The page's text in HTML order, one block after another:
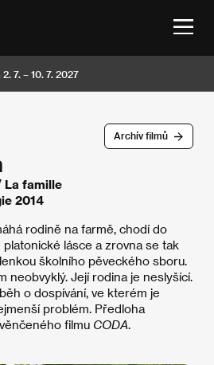
7. – 10. 7. 2027
Archív filmů
La famille
2014
rodině na farmě, chodí do
lásce a zrovna se tak
školního pěveckého sboru.
neobvyklý. Její rodina je neslyšící.
o dospívání, ve kterém je
problém. Předloha
filmu CODA.